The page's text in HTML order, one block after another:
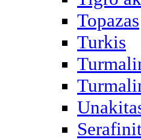
Topazas
Turkis